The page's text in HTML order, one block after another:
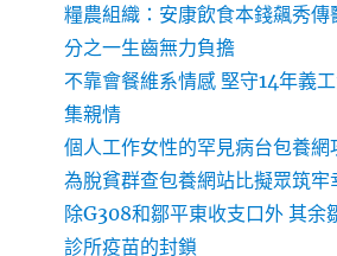
糧農組織：安康飲食本錢飆秀傳
分之一生齒無力負擔
不靠會餐維系情感 堅守14年義
集親情
個人工作女性的罕見病台包養網
為脫貧群查包養網站比擬眾筑
除G308和鄒平東收支口外 其余
診所疫苗的封鎖